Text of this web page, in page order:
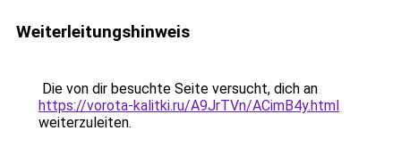
Weiterleitungshinweis
Die von dir besuchte Seite versucht, dich an
https://vorota-kalitki.ru/A9JrTVn/ACimB4y.html
weiterzuleiten.